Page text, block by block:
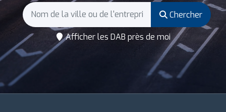
Chercher
Afficher les DAB près de moi